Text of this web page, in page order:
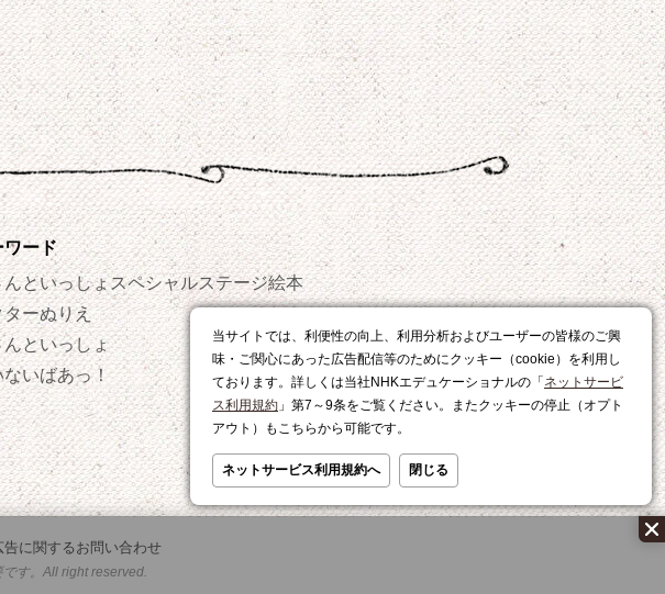
当サイトでは、利便性の向上、利用分析およびユーザーの皆様のご興
味・ご関心にあった広告配信等のためにクッキー（cookie）を利用し
ております。詳しくは当社NHKエデュケーショナルの「 ネットサービ
ス利用規約 」第7～9条をご覧ください。またクッキーの停止（オプト
アウト）もこちらから可能です。
ネットサービス利用規約へ 閉じる
ワード
といっしょスペシャルステージ
ーぬりえ
といっしょ
いばあっ！
絵本
おやつ
レシピ
告に関するお問い合わせ
す。All right reserved.